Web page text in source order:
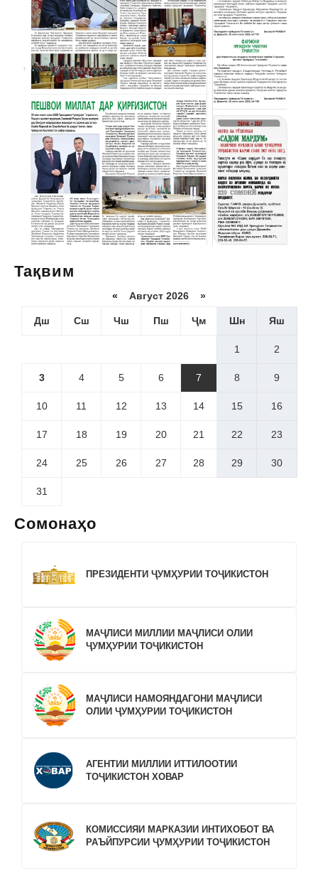
Тақвим
« Август 2026 »
Дш Сш Чш Пш Ҷм Шн Яш
1 2
3 4 5 6 7 8 9
10 11 12 13 14 15 16
17 18 19 20 21 22 23
24 25 26 27 28 29 30
31
Сомонаҳо
ПРЕЗИДЕНТИ ҶУМҲУРИИ ТОҶИКИСТОН
МАҶЛИСИ МИЛЛИИ МАҶЛИСИ ОЛИИ
ҶУМҲУРИИ ТОҶИКИСТОН
МАҶЛИСИ НАМОЯНДАГОНИ МАҶЛИСИ
ОЛИИ ҶУМҲУРИИ ТОҶИКИСТОН
АГЕНТИИ МИЛЛИИ ИТТИЛООТИИ
ТОҶИКИСТОН ХОВАР
КОМИССИЯИ МАРКАЗИИ ИНТИХОБОТ ВА
РАЪЙПУРСИИ ҶУМҲУРИИ ТОҶИКИСТОН